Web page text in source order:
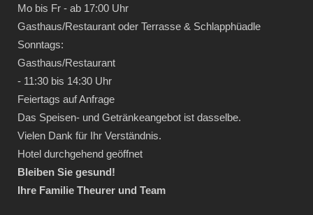
Mo bis Fr - ab 17:00 Uhr
Gasthaus/Restaurant oder Terrasse & Schlapphüadle
Sonntags:
Gasthaus/Restaurant
- 11:30 bis 14:30 Uhr
Feiertags auf Anfrage
Das Speisen- und Getränkeangebot ist dasselbe.
Vielen Dank für Ihr Verständnis.
Hotel durchgehend geöffnet
Bleiben Sie gesund!
Ihre Familie Theurer und Team